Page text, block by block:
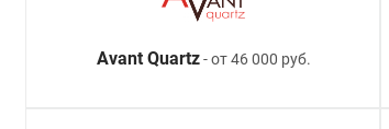
Avant Quartz- от 46 000 руб.